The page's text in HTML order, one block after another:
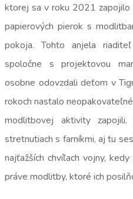
ktorej sa v roku 2021
papierových pierok s
pokoja. Tohto anjela
spoločne s projektovou
osobne odovzdali deťom v
rokoch nastalo
modlitbovej aktivity
stretnutiach s farníkmi, aj tu
najťažších chvíľach vojny,
práve modlitby, ktoré ich